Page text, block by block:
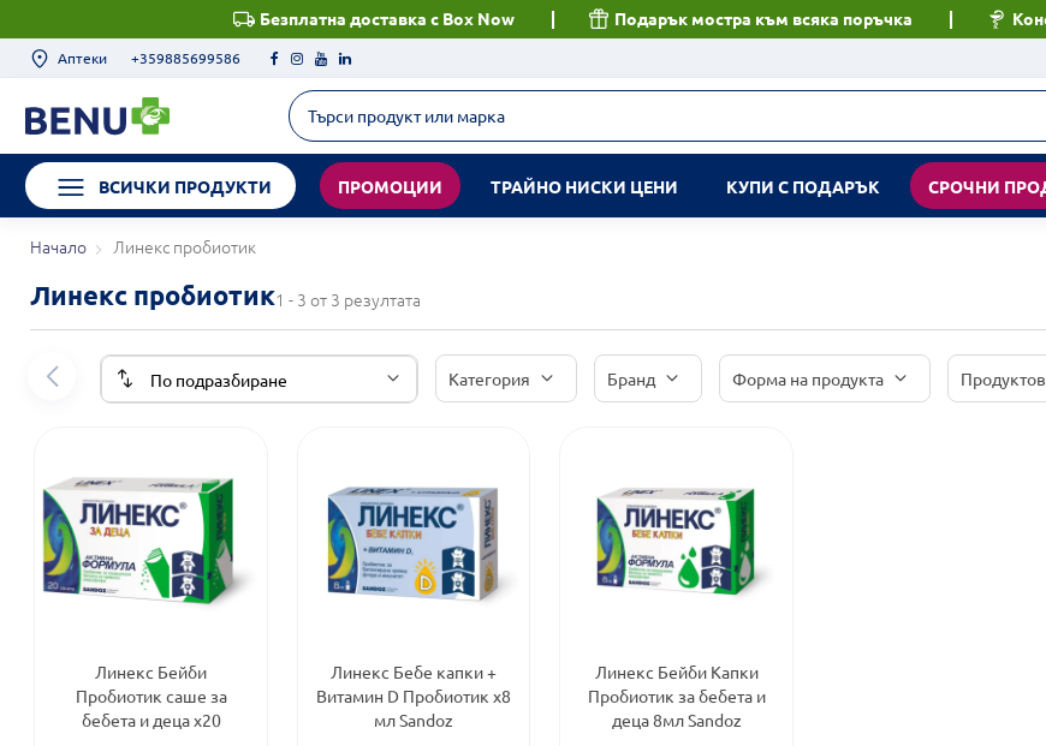
Безплатна доставка с Box Now Подарък мостра към всяка поръчка
Аптеки +359885699586
ВСИЧКИ ПРОДУКТИ ПРОМОЦИИ ТРАЙНО НИСКИ ЦЕНИ КУПИ С ПОДАРЪК СРОЧНИ
Начало Линекс пробиотик
Линекс пробиотик1 - 3 от 3 резултата
Категория Бранд Форма на продукта
Линекс Бейби
Пробиотик саше за
бебета и деца х20
Линекс Бебе капки +
Витамин D Пробиотик х8
мл Sandoz
Линекс Бейби Капки
Пробиотик за бебета и
деца 8мл Sandoz